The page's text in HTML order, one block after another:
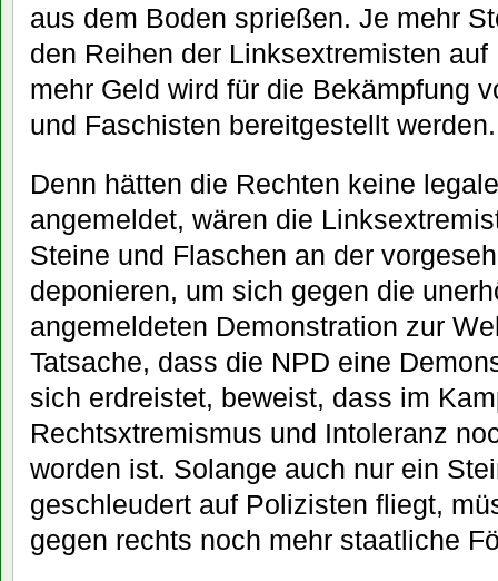
aus dem Boden sprießen. Je mehr
den Reihen der Linksextremisten
mehr Geld wird für die Bekämpfung
und Faschisten bereitgestellt werden.
Denn hätten die Rechten keine
angemeldet, wären die
Steine und Flaschen an der
deponieren, um sich gegen die
angemeldeten Demonstration zur
Tatsache, dass die NPD eine
sich erdreistet, beweist, dass im
Rechtsxtremismus und Intoleranz
worden ist. Solange auch nur ein
geschleudert auf Polizisten fliegt,
gegen rechts noch mehr staatliche